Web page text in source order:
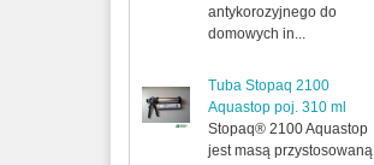
antykorozyjnego do
domowych in...
Tuba Stopaq 2100
Aquastop poj. 310 ml
Stopaq® 2100 Aquastop
jest masą przystosowaną